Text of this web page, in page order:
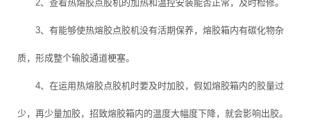
2、查看热熔胶点胶机的加热和温控安装能否正常，及时检修。
3、有能够使热熔胶点胶机没有活期保养，熔胶箱内有碳化物杂
质，形成整个输胶通道梗塞。
4、在运用热熔胶点胶机时要及时加胶，假如熔胶箱内的胶量过
少，再少量加胶，招致熔胶箱内的温度大幅度下降，就会影响出胶。